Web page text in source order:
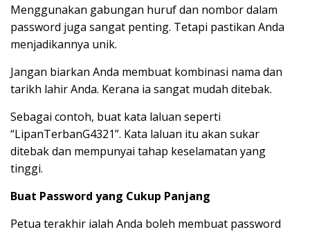
Menggunakan gabungan huruf dan nombor dalam
password juga sangat penting. Tetapi pastikan Anda
menjadikannya unik.
Jangan biarkan Anda membuat kombinasi nama dan
tarikh lahir Anda. Kerana ia sangat mudah ditebak.
Sebagai contoh, buat kata laluan seperti
“LipanTerbanG4321”. Kata laluan itu akan sukar
ditebak dan mempunyai tahap keselamatan yang
tinggi.
Buat Password yang Cukup Panjang
Petua terakhir ialah Anda boleh membuat password